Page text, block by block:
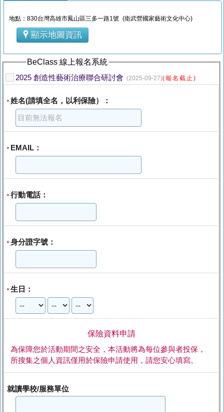
地點：830台灣高雄市鳳山區三多一路1號 (衛武營國家藝術文化中心)
顯示地圖資訊
BeClass 線上報名系統
2025 創造性藝術治療聯合研討會 (2025-09-27)(報名截止)
* 姓名(請填全名，以利保險）：
* EMAIL：
* 行動電話：
* 身分證字號：
* 生日：
保險資料申請
為保障您於活動期間之安全，本活動將為每位參與者投保，
所搜集之個人資訊僅用於保險申請使用，請您安心填寫。
就讀學校/服務單位